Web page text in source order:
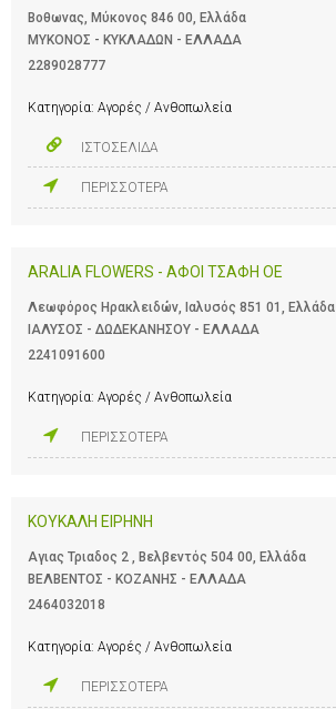
Βοθωνας, Μύκονος 846 00, Ελλάδα
ΜΥΚΟΝΟΣ - ΚΥΚΛΑΔΩΝ - ΕΛΛΑΔΑ
2289028777
Κατηγορία: Αγορές / Ανθοπωλεία
ΙΣΤΟΣΕΛΙΔΑ
ΠΕΡΙΣΣΟΤΕΡΑ
ARALIA FLOWERS - ΑΦΟΙ ΤΣΑΦΗ ΟΕ
Λεωφόρος Ηρακλειδών, Ιαλυσός 851 01, Ελλάδα
ΙΑΛΥΣΟΣ - ΔΩΔΕΚΑΝΗΣΟΥ - ΕΛΛΑΔΑ
2241091600
Κατηγορία: Αγορές / Ανθοπωλεία
ΠΕΡΙΣΣΟΤΕΡΑ
ΚΟΥΚΑΛΗ ΕΙΡΗΝΗ
Αγιας Τριαδος 2 , Βελβεντός 504 00, Ελλάδα
ΒΕΛΒΕΝΤΟΣ - ΚΟΖΑΝΗΣ - ΕΛΛΑΔΑ
2464032018
Κατηγορία: Αγορές / Ανθοπωλεία
ΠΕΡΙΣΣΟΤΕΡΑ